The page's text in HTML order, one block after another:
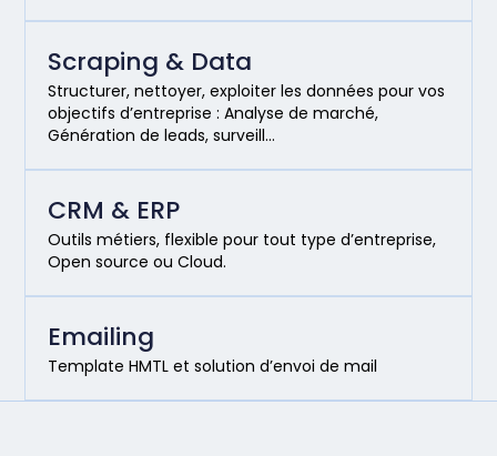
Emailing
Template HMTL et solution d’envoi de mail
Scraping & Data
Structurer, nettoyer, exploiter les données pour vos
objectifs d’entreprise : Analyse de marché,
Génération de leads, surveill…
CRM & ERP
Outils métiers, flexible pour tout type d’entreprise,
Open source ou Cloud.